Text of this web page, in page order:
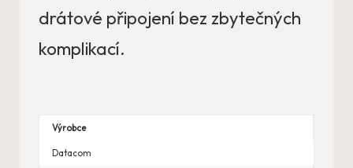
drátové připojení bez zbytečných
komplikací.
Výrobce
Datacom